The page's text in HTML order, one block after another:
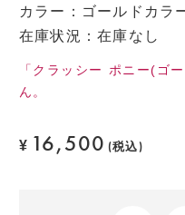
カラー ： ゴールドカラ
在庫状況：在庫なし
「クラッシー ポニー(ゴ
ん。
¥ 16,500 (税込)